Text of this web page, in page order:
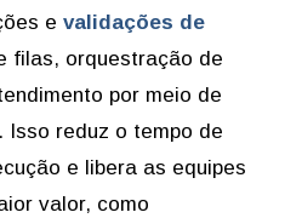
e validações de
filas, orquestração de
por meio de
reduz o tempo de
e libera as equipes
valor, como